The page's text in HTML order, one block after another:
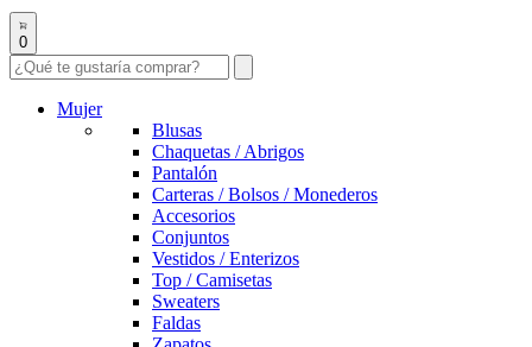
0
Mujer
Blusas
Chaquetas / Abrigos
Pantalón
Carteras / Bolsos / Monederos
Accesorios
Conjuntos
Vestidos / Enterizos
Top / Camisetas
Sweaters
Faldas